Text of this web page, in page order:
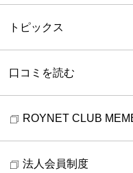
トピックス
口コミを読む
ROYNET CLUB
法人会員制度